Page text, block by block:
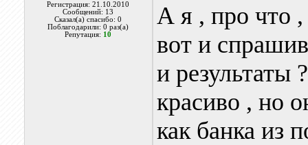
Регистрация: 21.10.2010
Сообщений: 13
Сказал(а) спасибо: 0
Поблагодарили: 0 раз(а)
Репутация: 10
А я , про что
вот и
и результаты
красиво , но
как банка из